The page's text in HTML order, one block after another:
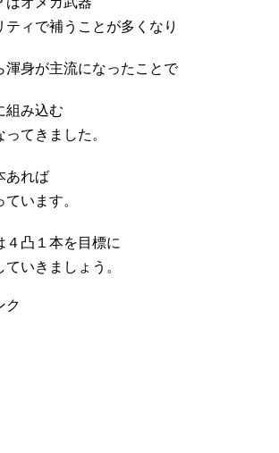
ィで補うことが多くなり
渾身が主流になったことで
組み込む
てきました。
あれば
います。
４凸１本を目標に
いきましょう。
ク